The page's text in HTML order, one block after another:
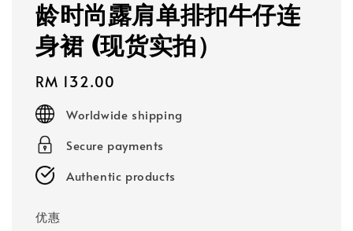
龄时尚露肩单排扣牛仔连
身裙 (现货实拍）
Regular
price
RM 132.00
Worldwide shipping
Secure payments
Authentic products
优惠